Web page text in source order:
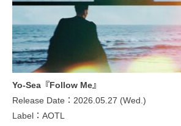
Yo-Sea『Follow Me』
Release Date：2026.05.27 (Wed.)
Label：AOTL